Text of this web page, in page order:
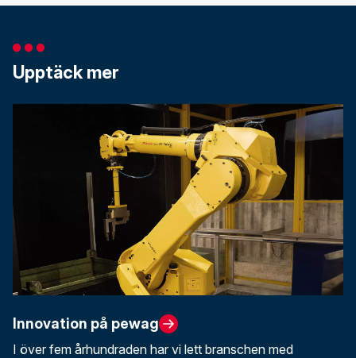
Upptäck mer
Innovation på pewag
I över fem århundraden har vi lett branschen med